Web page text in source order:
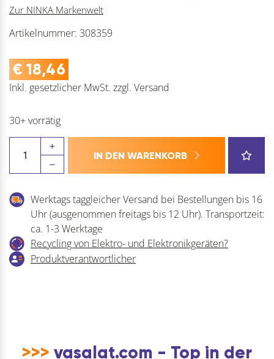
Zur NINKA Markenwelt
Artikelnummer: 308359
€ 18,46
Inkl. gesetzlicher MwSt. zzgl. Versand
30+ vorrätig
Einhänge-
Abfallbehälter
Kunststoff
Dunkelgrau
Menge
IN DEN WARENKORB
Werktags taggleicher Versand bei Bestellungen bis 16
Uhr (ausgenommen freitags bis 12 Uhr). Transportzeit:
ca. 1-3 Werktage
Recycling von Elektro- und Elektronikgeräten?
Produktverantwortlicher
>>> vasalat.com - Top in der